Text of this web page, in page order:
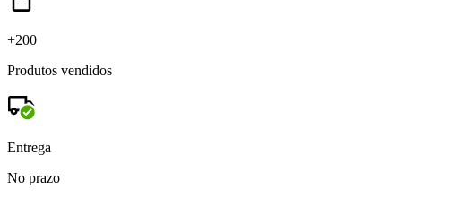
+200
Produtos vendidos
Entrega
No prazo